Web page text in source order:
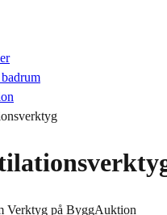
Verktyg på ByggAuktion